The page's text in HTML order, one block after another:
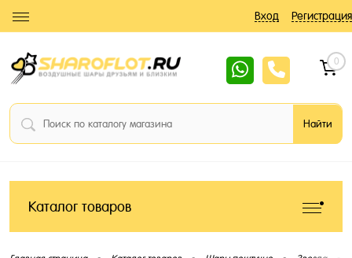
Вход Регистрация
0
Каталог товаров